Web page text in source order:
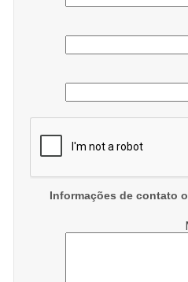
Informações de contato